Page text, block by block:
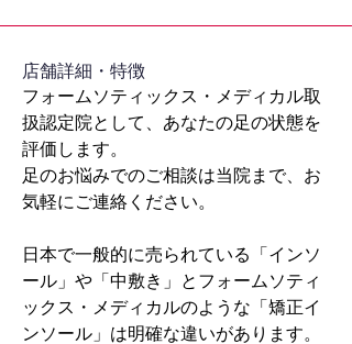
​店舗詳細・特徴
フォームソティックス・メディカル取
扱認定院として、あなたの足の状態を
評価します。
足のお悩みでのご相談は当院まで、お
気軽にご連絡ください。
日本で一般的に売られている「インソ
ール」や「中敷き」とフォームソティ
ックス・メディカルのような「矯正イ
ンソール」は明確な違いがあります。